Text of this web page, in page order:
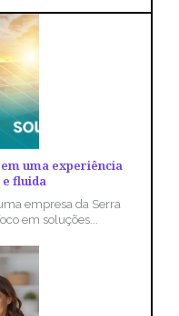
uma experiência
fluida
empresa da Serra
em soluções...